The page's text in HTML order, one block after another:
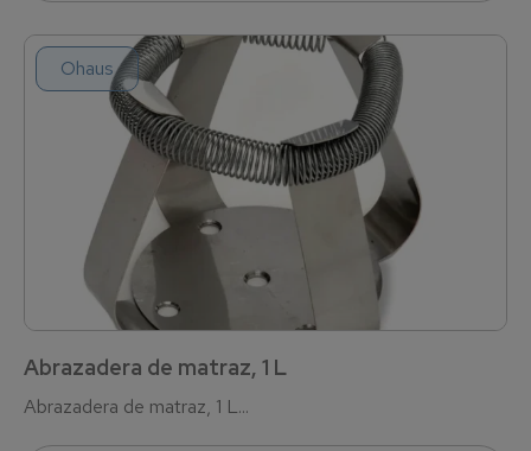
Ohaus
Abrazadera de matraz, 1 L
Abrazadera de matraz, 1 L...